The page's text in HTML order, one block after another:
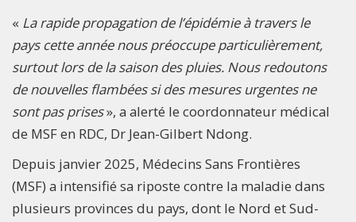
« La rapide propagation de l’épidémie à travers le
pays cette année nous préoccupe particulièrement,
surtout lors de la saison des pluies. Nous redoutons
de nouvelles flambées si des mesures urgentes ne
sont pas prises», a alerté le coordonnateur médical
de MSF en RDC, Dr Jean-Gilbert Ndong.
Depuis janvier 2025, Médecins Sans Frontières
(MSF) a intensifié sa riposte contre la maladie dans
plusieurs provinces du pays, dont le Nord et Sud-